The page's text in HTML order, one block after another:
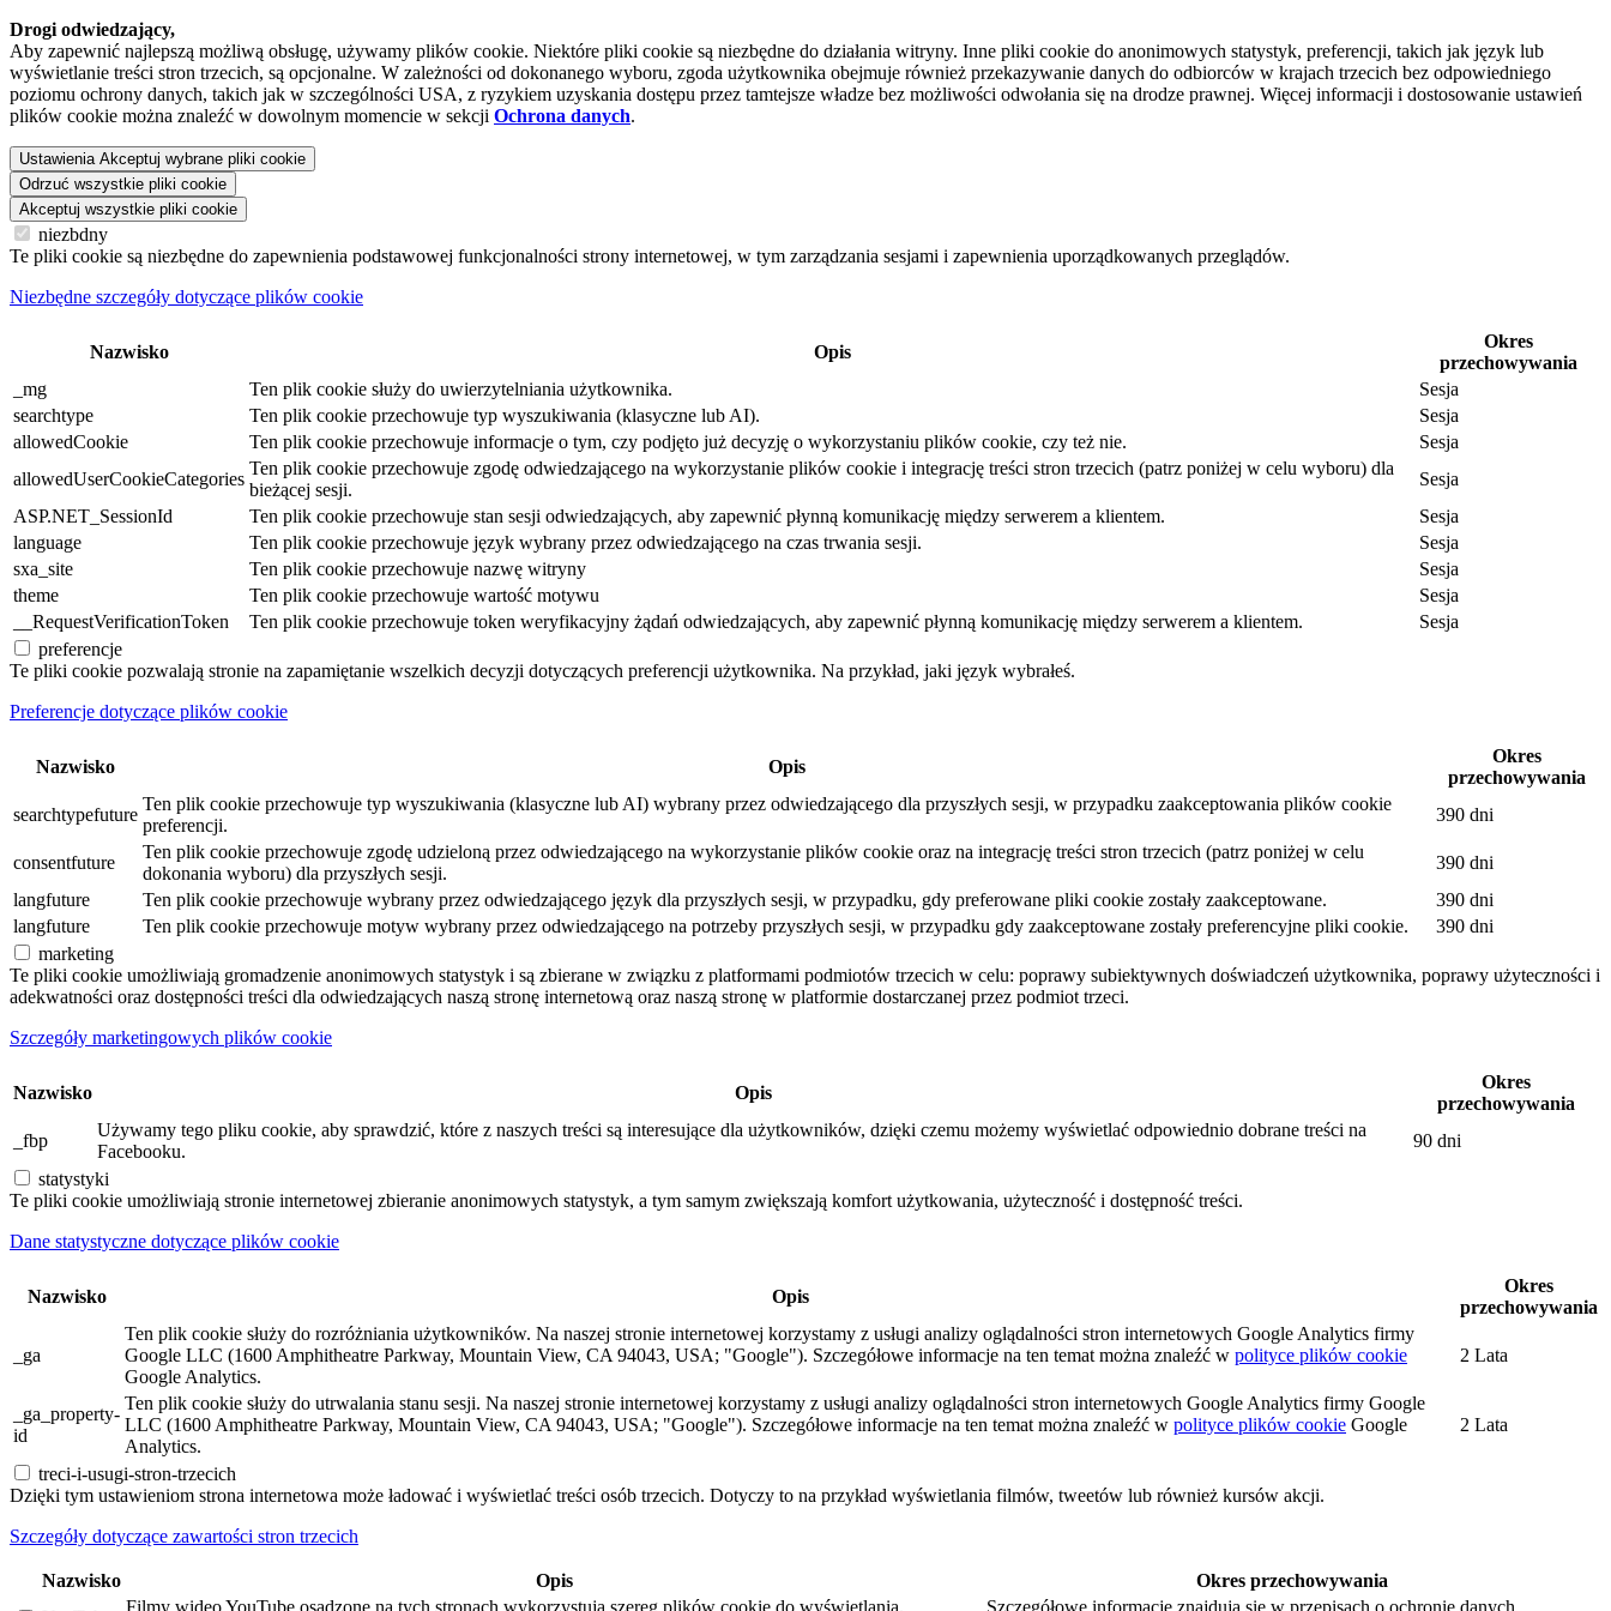
Drogi odwiedzający,
Aby zapewnić najlepszą możliwą obsługę, używamy plików cookie. Niektóre pliki cookie są niezbędne do działania witryny. Inne pliki cookie do anonimowych statystyk, preferencji, takich jak język lub
wyświetlanie treści stron trzecich, są opcjonalne. W zależności od dokonanego wyboru, zgoda użytkownika obejmuje również przekazywanie danych do odbiorców w krajach trzecich bez odpowiedniego
poziomu ochrony danych, takich jak w szczególności USA, z ryzykiem uzyskania dostępu przez tamtejsze władze bez możliwości odwołania się na drodze prawnej. Więcej informacji i dostosowanie ustawień
plików cookie można znaleźć w dowolnym momencie w sekcji Ochrona danych.
Ustawienia Akceptuj wybrane pliki cookie
Odrzuć wszystkie pliki cookie
Akceptuj wszystkie pliki cookie
niezbdny
Te pliki cookie są niezbędne do zapewnienia podstawowej funkcjonalności strony internetowej, w tym zarządzania sesjami i zapewnienia uporządkowanych przeglądów.
Niezbędne szczegóły dotyczące plików cookie
Nazwisko Opis
Okres
przechowywania
_mg
Ten plik cookie służy do uwierzytelniania użytkownika.
Sesja
searchtype
Ten plik cookie przechowuje typ wyszukiwania (klasyczne lub AI).
Sesja
allowedCookie
Ten plik cookie przechowuje informacje o tym, czy podjęto już decyzję o wykorzystaniu plików cookie, czy też nie.
Sesja
allowedUserCookieCategories
Ten plik cookie przechowuje zgodę odwiedzającego na wykorzystanie plików cookie i integrację treści stron trzecich (patrz poniżej w celu wyboru) dla
bieżącej sesji.
Sesja
ASP.NET_SessionId
Ten plik cookie przechowuje stan sesji odwiedzających, aby zapewnić płynną komunikację między serwerem a klientem.
Sesja
language
Ten plik cookie przechowuje język wybrany przez odwiedzającego na czas trwania sesji.
Sesja
sxa_site
Ten plik cookie przechowuje nazwę witryny
Sesja
theme
Ten plik cookie przechowuje wartość motywu
Sesja
__RequestVerificationToken
Ten plik cookie przechowuje token weryfikacyjny żądań odwiedzających, aby zapewnić płynną komunikację między serwerem a klientem.
Sesja
preferencje
Te pliki cookie pozwalają stronie na zapamiętanie wszelkich decyzji dotyczących preferencji użytkownika. Na przykład, jaki język wybrałeś.
Preferencje dotyczące plików cookie
Nazwisko Opis
Okres
przechowywania
searchtypefuture
Ten plik cookie przechowuje typ wyszukiwania (klasyczne lub AI) wybrany przez odwiedzającego dla przyszłych sesji, w przypadku zaakceptowania plików cookie
preferencji.
390 dni
consentfuture
Ten plik cookie przechowuje zgodę udzieloną przez odwiedzającego na wykorzystanie plików cookie oraz na integrację treści stron trzecich (patrz poniżej w celu
dokonania wyboru) dla przyszłych sesji.
390 dni
langfuture
Ten plik cookie przechowuje wybrany przez odwiedzającego język dla przyszłych sesji, w przypadku, gdy preferowane pliki cookie zostały zaakceptowane.
390 dni
langfuture
Ten plik cookie przechowuje motyw wybrany przez odwiedzającego na potrzeby przyszłych sesji, w przypadku gdy zaakceptowane zostały preferencyjne pliki cookie.
390 dni
marketing
Te pliki cookie umożliwiają gromadzenie anonimowych statystyk i są zbierane w związku z platformami podmiotów trzecich w celu: poprawy subiektywnych doświadczeń użytkownika, poprawy użyteczności i
adekwatności oraz dostępności treści dla odwiedzających naszą stronę internetową oraz naszą stronę w platformie dostarczanej przez podmiot trzeci.
Szczegóły marketingowych plików cookie
Nazwisko Opis
Okres
przechowywania
_fbp
Używamy tego pliku cookie, aby sprawdzić, które z naszych treści są interesujące dla użytkowników, dzięki czemu możemy wyświetlać odpowiednio dobrane treści na
Facebooku.
90 dni
statystyki
Te pliki cookie umożliwiają stronie internetowej zbieranie anonimowych statystyk, a tym samym zwiększają komfort użytkowania, użyteczność i dostępność treści.
Dane statystyczne dotyczące plików cookie
Nazwisko Opis
Okres
przechowywania
_ga
Ten plik cookie służy do rozróżniania użytkowników. Na naszej stronie internetowej korzystamy z usługi analizy oglądalności stron internetowych Google Analytics firmy
Google LLC (1600 Amphitheatre Parkway, Mountain View, CA 94043, USA; "Google"). Szczegółowe informacje na ten temat można znaleźć w polityce plików cookie
Google Analytics.
2 Lata
_ga_property-
id
Ten plik cookie służy do utrwalania stanu sesji. Na naszej stronie internetowej korzystamy z usługi analizy oglądalności stron internetowych Google Analytics firmy Google
LLC (1600 Amphitheatre Parkway, Mountain View, CA 94043, USA; "Google"). Szczegółowe informacje na ten temat można znaleźć w polityce plików cookie Google
Analytics.
2 Lata
treci-i-usugi-stron-trzecich
Dzięki tym ustawieniom strona internetowa może ładować i wyświetlać treści osób trzecich. Dotyczy to na przykład wyświetlania filmów, tweetów lub również kursów akcji.
Szczegóły dotyczące zawartości stron trzecich
Nazwisko Opis
Okres przechowywania
Filmy wideo YouTube osadzone na tych stronach wykorzystują szereg plików cookie do wyświetlania.
Szczegółowe informacje znajdują się w przepisach o ochronie danych